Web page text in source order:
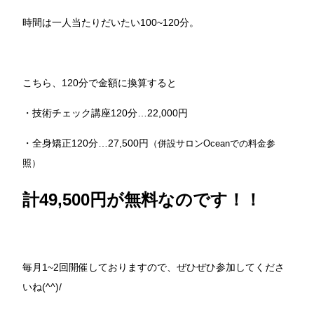
時間は一人当たりだいたい100~120分。
こちら、120分で金額に換算すると
・技術チェック講座120分…22,000円
・全身矯正120分…27,500円
（併設サロンOceanでの料金参
照）
計49,500円が無料なのです！！
毎月1~2回開催しておりますので、ぜひぜひ参加してくださ
いね(^^)/